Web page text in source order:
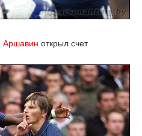
Аршавин открыл счет